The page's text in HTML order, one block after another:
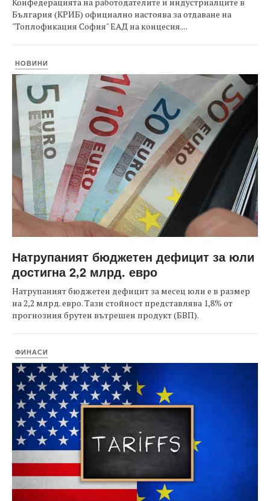
Конфедерацията на работодателите и индустриалците в
България (КРИБ) официално настоява за отдаване на
"Топлофикация София" ЕАД на концесия....
НОВИНИ
Натрупаният бюджетен дефицит за юли
достигна 2,2 млрд. евро
Натрупаният бюджетен дефицит за месец юли е в размер
на 2,2 млрд. евро. Тази стойност представлява 1,8% от
прогнозния брутен вътрешен продукт (БВП).
ФИНАСИ